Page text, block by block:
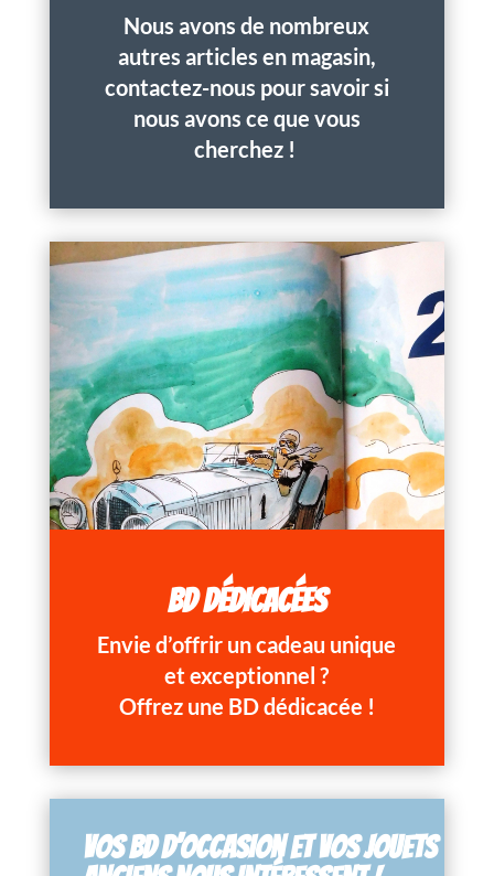
Nous avons de nombreux
autres articles en magasin,
contactez-nous pour savoir si
nous avons ce que vous
cherchez !
BD DÉDICACÉES
Envie d’offrir un cadeau unique
et exceptionnel ?
Offrez une BD dédicacée !
VOS BD D’OCCASION ET VOS JOUETS